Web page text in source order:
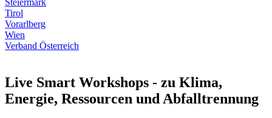
Steiermark
Tirol
Vorarlberg
Wien
Verband Österreich
Live Smart Workshops - zu Klima,
Energie, Ressourcen und Abfalltrennung